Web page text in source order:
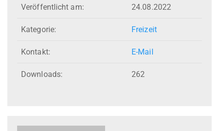
Veröffentlicht am: 24.08.2022
Kategorie: Freizeit
Kontakt: E-Mail
Downloads: 262